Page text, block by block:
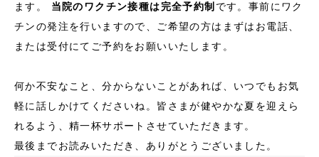
ます。 当院のワクチン接種は完全予約制 です。事前にワク
チンの発注を行いますので、ご希望の方はまずはお電話、
または受付にてご予約をお願いいたします。
何か不安なこと、分からないことがあれば、いつでもお気
軽に話しかけてくださいね。皆さまが健やかな夏を迎えら
れるよう、精一杯サポートさせていただきます。
最後までお読みいただき、ありがとうございました。